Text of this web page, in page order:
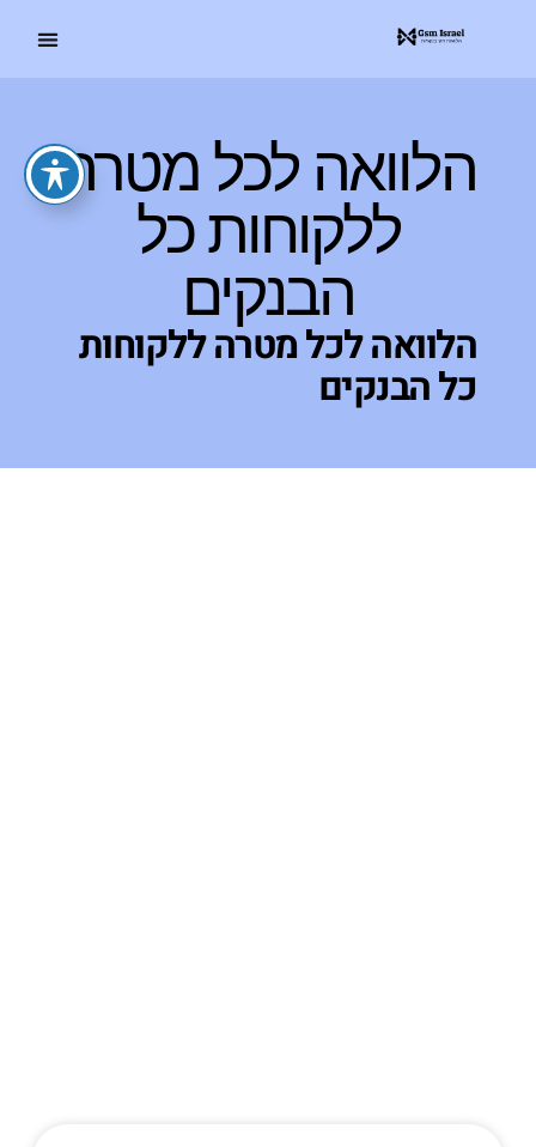
הלוואה לכל מטרה
ללקוחות כל
הבנקים
הלוואה לכל מטרה ללקוחות
כל הבנקים